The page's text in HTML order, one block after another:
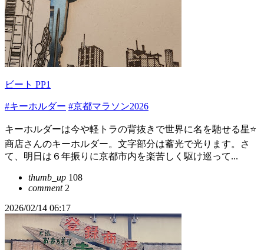
ビート PP1
#キーホルダー #京都マラソン2026
キーホルダーは今や軽トラの背抜きで世界に名を馳せる星⭐
商店さんのキーホルダー。文字部分は蓄光で光ります。さ
て、明日は６年振りに京都市内を楽苦しく駆け巡って...
thumb_up 108
comment2
2026/02/14 06:17